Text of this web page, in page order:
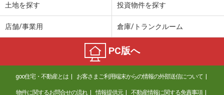
土地を探す 投資物件を探す
店舗/事業用 倉庫/トランクルーム
PC版へ
goo住宅・不動産とは お客さまご利用端末からの情報の外部送信について
物件に関するお問合せの流れ 情報提供元 不動産情報に関する免責事項